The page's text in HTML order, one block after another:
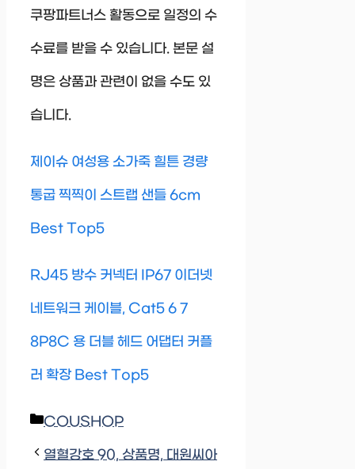
쿠팡파트너스 활동으로 일정의 수
수료를 받을 수 있습니다. 본문 설
명은 상품과 관련이 없을 수도 있
습니다.
제이슈 여성용 소가죽 힐튼 경량
통굽 찍찍이 스트랩 샌들 6cm
Best Top5
RJ45 방수 커넥터 IP67 이더넷
네트워크 케이블, Cat5 6 7
8P8C 용 더블 헤드 어댑터 커플
러 확장 Best Top5
Categories
COUSHOP
열혈강호 90, 상품명, 대원씨아